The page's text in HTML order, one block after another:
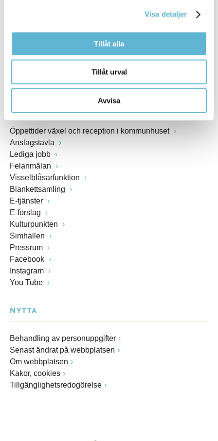
Visa detaljer
Tillåt alla
Tillåt urval
Avvisa
Fax: 0456-82 22 00
Öppettider växel och reception i kommunhuset
Anslagstavla
Lediga jobb
Felanmälan
Visselblåsarfunktion
Blankettsamling
E-tjänster
E-förslag
Kulturpunkten
Simhallen
Pressrum
Facebook
Instagram
You Tube
NYTTA
Behandling av personuppgifter
Senast ändrat på webbplatsen
Om webbplatsen
Kakor, cookies
Tillgänglighetsredogörelse